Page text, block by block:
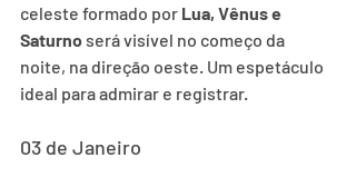
celeste formado por Lua, Vênus e
Saturno será visível no começo da
noite, na direção oeste. Um espetáculo
ideal para admirar e registrar.
03 de Janeiro